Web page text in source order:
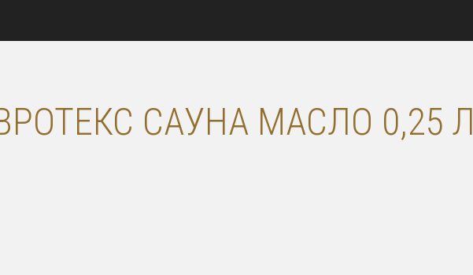
САУНА МАСЛО 0,25 Л